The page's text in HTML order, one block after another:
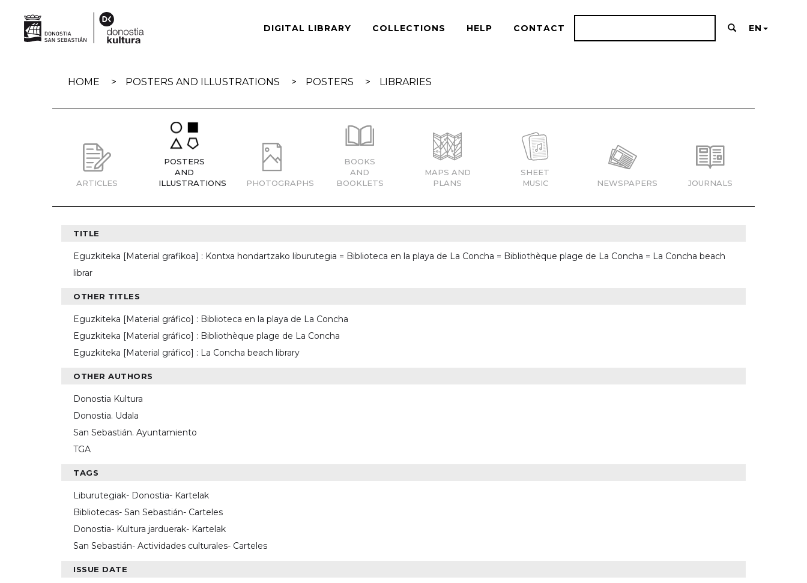
navigation
DIGITAL LIBRARY COLLECTIONS HELP CONTACT EN
HOME POSTERS AND ILLUSTRATIONS POSTERS LIBRARIES
ARTICLES
POSTERS
AND
ILLUSTRATIONS
PHOTOGRAPHS
BOOKS
AND
BOOKLETS
MAPS AND
PLANS
SHEET
MUSIC
NEWSPAPERS JOURNALS
TITLE
Eguzkiteka [Material grafikoa] : Kontxa hondartzako liburutegia = Biblioteca en la playa de La Concha = Bibliothèque plage de La Concha = La Concha beach
librar
OTHER TITLES
Eguzkiteka [Material gráfico] : Biblioteca en la playa de La Concha
Eguzkiteka [Material gráfico] : Bibliothèque plage de La Concha
Eguzkiteka [Material gráfico] : La Concha beach library
OTHER AUTHORS
Donostia Kultura
Donostia. Udala
San Sebastián. Ayuntamiento
TGA
TAGS
Liburutegiak- Donostia- Kartelak
Bibliotecas- San Sebastián- Carteles
Donostia- Kultura jarduerak- Kartelak
San Sebastián- Actividades culturales- Carteles
ISSUE DATE